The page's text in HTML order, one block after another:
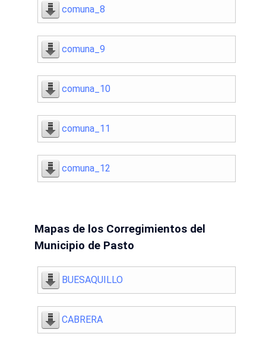
comuna_8
comuna_9
comuna_10
comuna_11
comuna_12
Mapas de los Corregimientos del
Municipio de Pasto
BUESAQUILLO
CABRERA